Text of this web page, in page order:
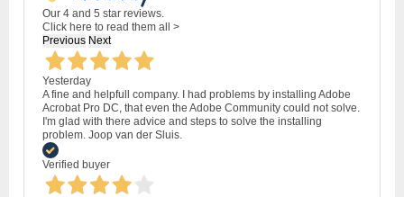
Our 4 and 5 star reviews.
Click here to read them all >
Previous Next
Yesterday
A fine and helpfull company. I had problems by installing Adobe
Acrobat Pro DC, that even the Adobe Community could not solve.
I'm glad with there advice and steps to solve the installing
problem. Joop van der Sluis.
Verified buyer